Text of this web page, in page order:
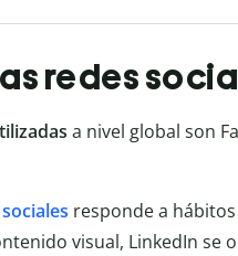
redes
a nivel global son
responde a
visual, LinkedIn se